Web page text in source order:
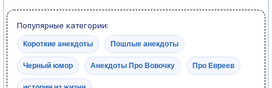
Популярные категории:
Короткие анекдоты Пошлые анекдоты
Черный юмор Анекдоты Про Вовочку Про Евреев